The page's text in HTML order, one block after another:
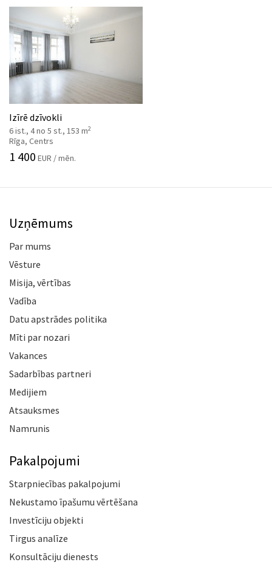
Izīrē dzīvokli
6 ist., 4 no 5 st., 153 m2
Rīga, Centrs
1 400 EUR / mēn.
Uzņēmums
Par mums
Vēsture
Misija, vērtības
Vadība
Datu apstrādes politika
Mīti par nozari
Vakances
Sadarbības partneri
Medijiem
Atsauksmes
Namrunis
Pakalpojumi
Starpniecības pakalpojumi
Nekustamo īpašumu vērtēšana
Investīciju objekti
Tirgus analīze
Konsultāciju dienests